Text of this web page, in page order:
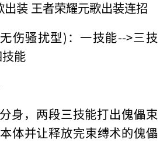
伤骚扰型)：一技能-->三技
能
身，两段三技能打出傀儡束
体并让释放完束缚术的傀儡